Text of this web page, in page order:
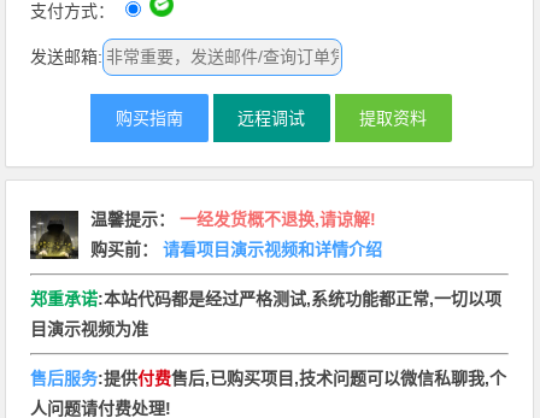
支付方式：
发送邮箱:
购买指南 远程调试 提取资料
温馨提示：
一经发货概不退换,请谅解!
购买前：
请看项目演示视频和详情介绍
郑重承诺:本站代码都是经过严格测试,系统功能都正常,一切以项
目演示视频为准
售后服务:提供付费售后,已购买项目,技术问题可以微信私聊我,个
人问题请付费处理!